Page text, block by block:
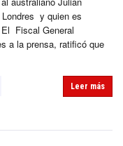
y quien es
Fiscal General
a la prensa, ratificó que
Leer más